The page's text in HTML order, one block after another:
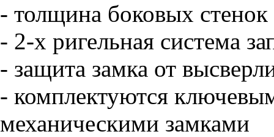
- толщина боковых
- 2-х ригельная система
- защита замка от
- комплектуются
механическими замками